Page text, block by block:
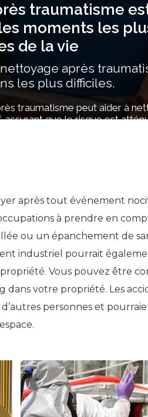
traumatisme
moments les
de la vie
après
les plus difficiles.
traumatisme peut aider à
que le risque est
après tout événement
à prendre en
ou un épanchement de
industriel pourrait
Vous pouvez être
votre propriété. Les
personnes et
espace.